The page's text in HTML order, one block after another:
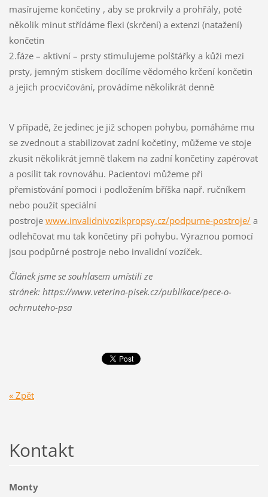
masírujeme končetiny , aby se prokrvily a prohřály, poté
několik minut střídáme flexi (skrčení) a extenzi (natažení)
končetin
2.fáze – aktivní – prsty stimulujeme polštářky a kůži mezi
prsty, jemným stiskem docílíme vědomého krčení končetin
a jejich procvičování, provádíme několikrát denně
V případě, že jedinec je již schopen pohybu, pomáháme mu
se zvednout a stabilizovat zadní kočetiny, můžeme ve stoje
zkusit několikrát jemně tlakem na zadní končetiny zapérovat
a posílit tak rovnováhu. Pacientovi můžeme při
přemisťování pomoci i podložením bříška např. ručníkem
nebo použít speciální
postroje www.invalidnivozikpropsy.cz/podpurne-postroje/a
odlehčovat mu tak končetiny při pohybu. Výraznou pomocí
jsou podpůrné postroje nebo invalidní vozíček.
Článek jsme se souhlasem umístili ze
stránek: https://www.veterina-pisek.cz/publikace/pece-o-
ochrnuteho-psa
« Zpět
Kontakt
Monty